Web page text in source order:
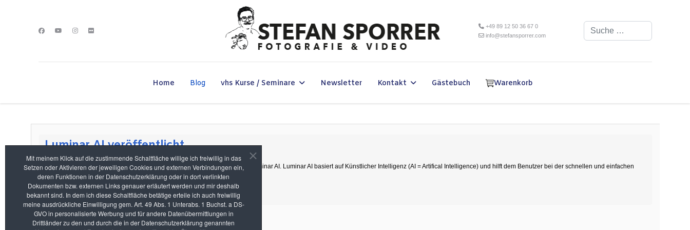
Mit meinem Klick auf die zustimmende Schaltfläche willige ich freiwillig in das
Setzen oder Aktivieren der jeweiligen Cookies und externen Verbindungen ein,
deren Funktionen in der Datenschutzerklärung oder in dort verlinkten
Dokumenten bzw. externen Links genauer erläutert werden und mir deshalb
bekannt sind. In dem ich diese Schaltfläche betätige erteile ich auch freiwillig
meine ausdrückliche Einwilligung gem. Art. 49 Abs. 1 Unterabs. 1 Buchst. a DS-
GVO in personalisierte Werbung und für andere Datenübermittlungen in
Drittländer zu den und durch die in der Datenschutzerklärung genannten
+49 89 12 50 36 67 0
info@stefansporrer.com
Suchen
Home Blog vhs Kurse / Seminare Newsletter Kontakt Gästebuch Warenkorb
Luminar AI veröffentlicht
Heute veröffentlicht die Fa. Skylum das neue Fotobearbeitungsprogramm Luminar AI. Luminar AI basiert auf Künstlicher Intelligenz (AI = Artifical Intelligence) und hilft dem Benutzer bei der schnellen und einfachen
Bearbeitung digitaler Fotos.
Weiterlesen: Luminar AI veröffentlicht
Adobe veröffentlicht Lightroom Classic V10 Update